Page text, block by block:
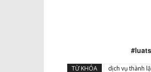
TỪ KHÓA dịch vụ thành